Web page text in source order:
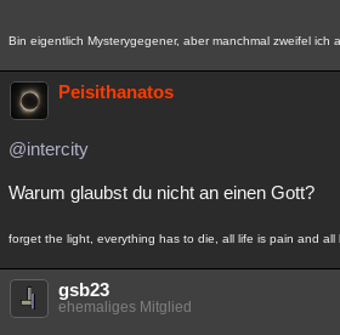
Bin eigentlich Mysterygegener, aber manchmal zweifel ich
Peisithanatos
@intercity
Warum glaubst du nicht an einen Gott?
forget the light, everything has to die, all life is pain and all
gsb23
ehemaliges Mitglied